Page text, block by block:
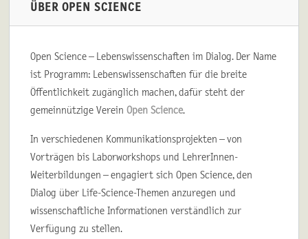
ÜBER OPEN SCIENCE
Open Science – Lebenswissenschaften im Dialog. Der Name
ist Programm: Lebenswissenschaften für die breite
Öffentlichkeit zugänglich machen, dafür steht der
gemeinnützige Verein Open Science.
In verschiedenen Kommunikationsprojekten – von
Vorträgen bis Laborworkshops und LehrerInnen-
Weiterbildungen – engagiert sich Open Science, den
Dialog über Life-Science-Themen anzuregen und
wissenschaftliche Informationen verständlich zur
Verfügung zu stellen.